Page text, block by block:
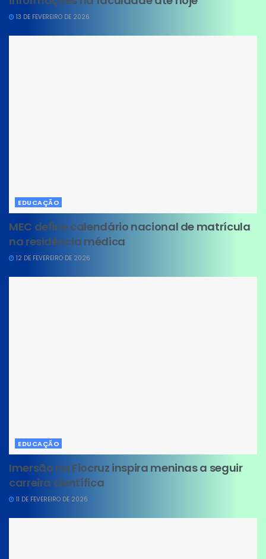
13 DE FEVEREIRO DE 2026
EDUCAÇÃO
MEC define calendário nacional de matrícula
na residência médica
12 DE FEVEREIRO DE 2026
EDUCAÇÃO
Imersão na Fiocruz inspira meninas a seguir
carreira científica
11 DE FEVEREIRO DE 2026